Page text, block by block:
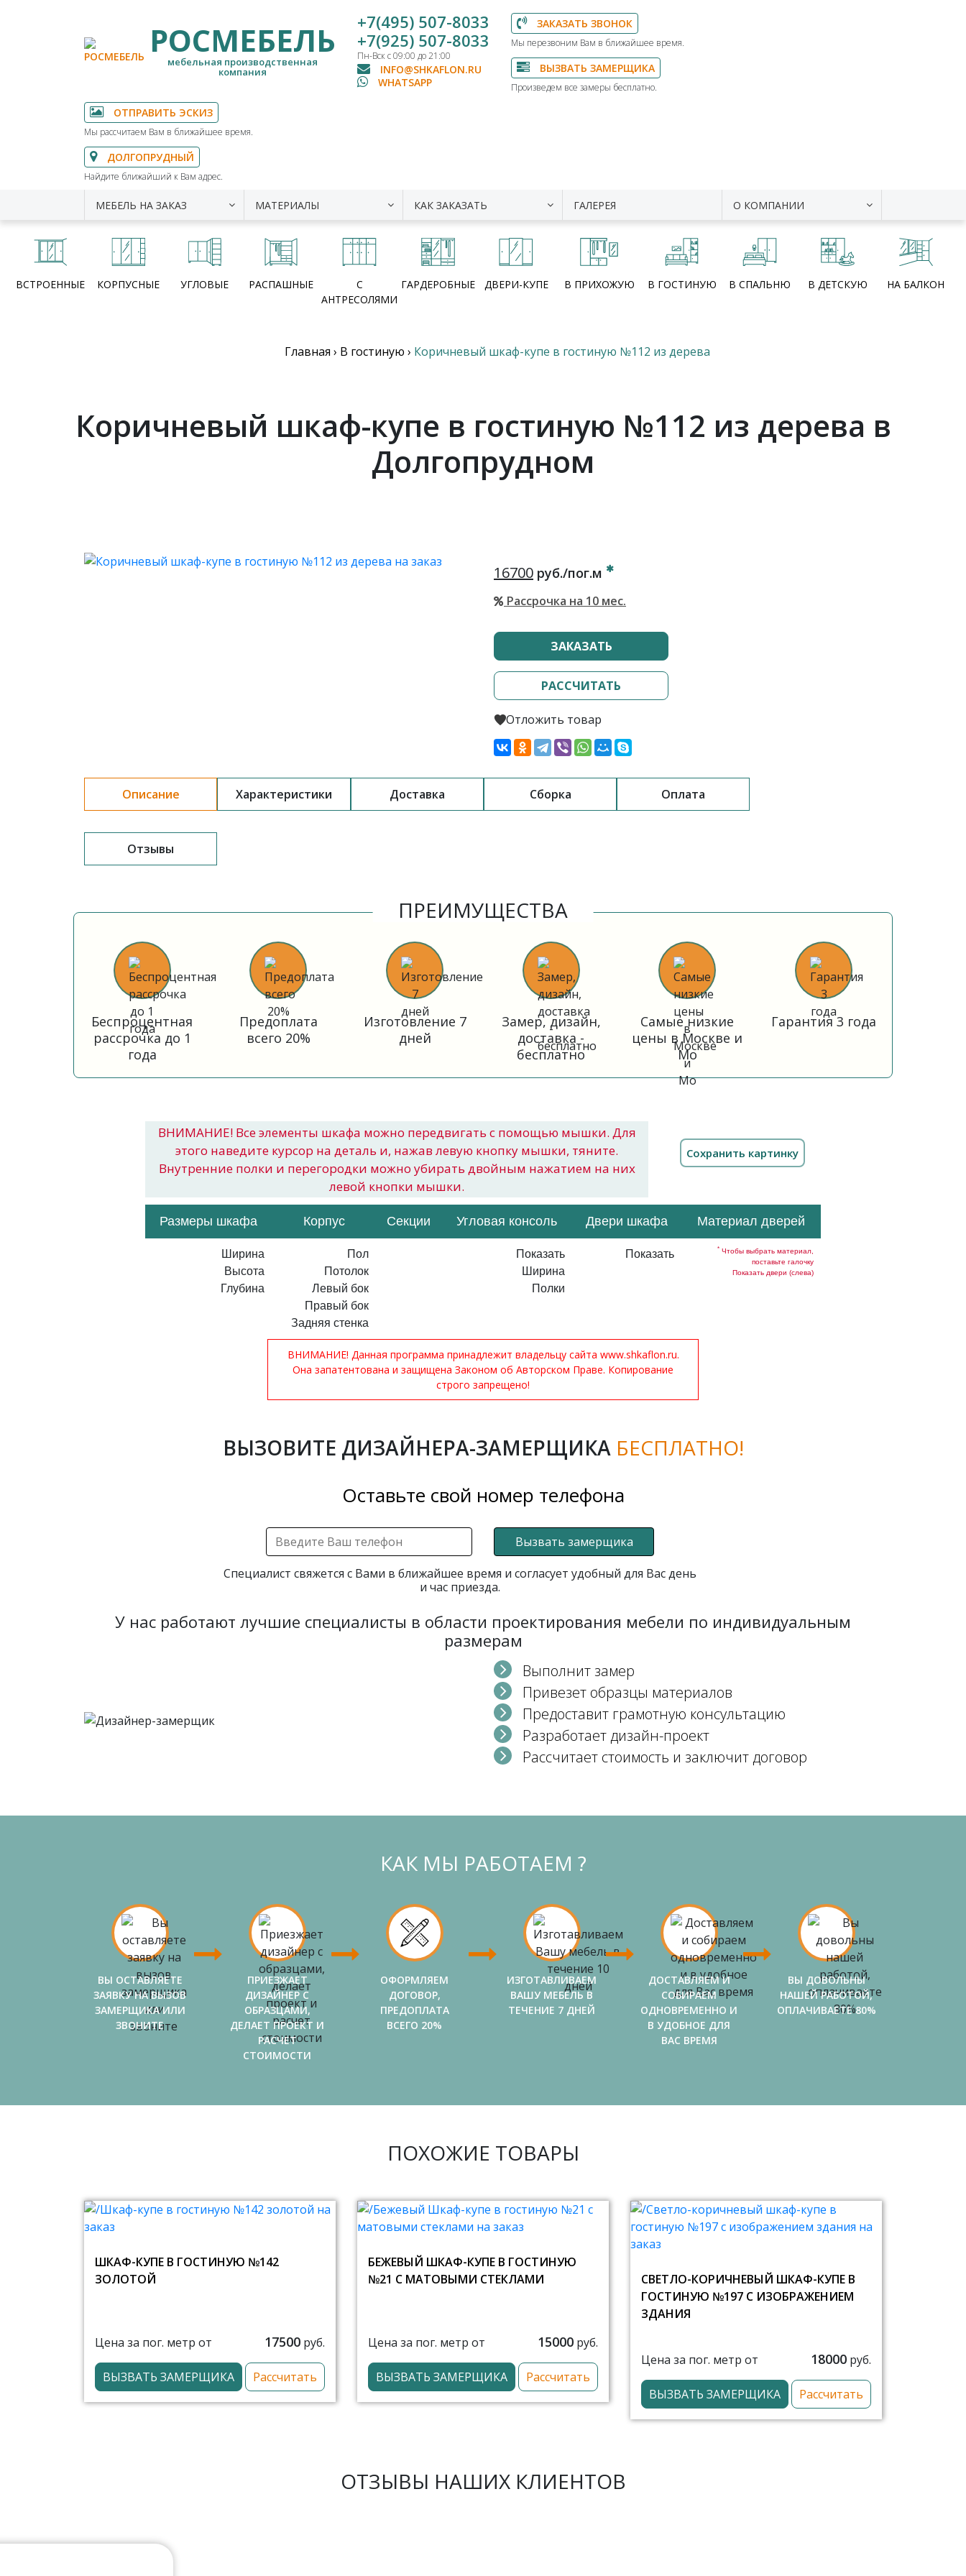
РОСМЕБЕЛЬ
мебельная производственная
компания
+7(495) 507-8033
+7(925) 507-8033
Пн-Вск с 09:00 до 21:00
INFO@SHKAFLON.RU
WHATSAPP
ЗАКАЗАТЬ ЗВОНОК
Мы перезвоним Вам в ближайшее время.
ВЫЗВАТЬ ЗАМЕРЩИКА
Произведем все замеры бесплатно.
ОТПРАВИТЬ ЭСКИЗ
Мы рассчитаем Вам в ближайшее время.
ДОЛГОПРУДНЫЙ
Найдите ближайший к Вам адрес.
МЕБЕЛЬ НА ЗАКАЗ МАТЕРИАЛЫ КАК ЗАКАЗАТЬ ГАЛЕРЕЯ О КОМПАНИИ
ВСТРОЕННЫЕ КОРПУСНЫЕ УГЛОВЫЕ РАСПАШНЫЕ
С
АНТРЕСОЛЯМИ
ГАРДЕРОБНЫЕ ДВЕРИ-КУПЕ В ПРИХОЖУЮ В ГОСТИНУЮ В СПАЛЬНЮ В ДЕТСКУЮ НА БАЛКОН
Главная › В гостиную › Коричневый шкаф-купе в гостиную №112 из дерева
Коричневый шкаф-купе в гостиную №112 из дерева в
Долгопрудном
16700 руб./пог.м
Рассрочка на 10 мес.
ЗАКАЗАТЬ
РАССЧИТАТЬ
Отложить товар
Описание Характеристики Доставка Сборка Оплата
Отзывы
ПРЕИМУЩЕСТВА
Беспроцентная
рассрочка до 1
года
Предоплата
всего 20%
Изготовление 7
дней
Замер, дизайн,
доставка -
бесплатно
Самые низкие
цены в Москве и
Мо
Гарантия 3 года
ВНИМАНИЕ! Все элементы шкафа можно передвигать с помощью мышки. Для
этого наведите курсор на деталь и, нажав левую кнопку мышки, тяните.
Внутренние полки и перегородки можно убирать двойным нажатием на них
левой кнопки мышки.
Размеры шкафа Корпус Секции Угловая консоль Двери шкафа Материал дверей
Ширина
Высота
Глубина
Пол
Потолок
Левый бок
Правый бок
Задняя стенка
Показать
Ширина
Полки
Показать * Чтобы выбрать материал,
поставьте галочку
Показать двери (слева)
ВНИМАНИЕ! Данная программа принадлежит владельцу сайта www.shkaflon.ru.
Она запатентована и защищена Законом об Авторском Праве. Копирование
строго запрещено!
ВЫЗОВИТЕ ДИЗАЙНЕРА-ЗАМЕРЩИКА БЕСПЛАТНО!
Оставьте свой номер телефона
Вызвать замерщика
Специалист свяжется с Вами в ближайшее время и согласует удобный для Вас день
и час приезда.
У нас работают лучшие специалисты в области проектирования мебели по индивидуальным
размерам
Выполнит замер
Привезет образцы материалов
Предоставит грамотную консультацию
Разработает дизайн-проект
Рассчитает стоимость и заключит договор
КАК МЫ РАБОТАЕМ ?
ВЫ ОСТАВЛЯЕТЕ
ЗАЯВКУ НА ВЫЗОВ
ЗАМЕРЩИКА ИЛИ
ЗВОНИТЕ
ПРИЕЗЖАЕТ
ДИЗАЙНЕР С
ОБРАЗЦАМИ,
ДЕЛАЕТ ПРОЕКТ И
РАСЧЕТ
СТОИМОСТИ
ОФОРМЛЯЕМ
ДОГОВОР,
ПРЕДОПЛАТА
ВСЕГО 20%
ИЗГОТАВЛИВАЕМ
ВАШУ МЕБЕЛЬ В
ТЕЧЕНИЕ 7 ДНЕЙ
ДОСТАВЛЯЕМ И
СОБИРАЕМ
ОДНОВРЕМЕННО И
В УДОБНОЕ ДЛЯ
ВАС ВРЕМЯ
ВЫ ДОВОЛЬНЫ
НАШЕЙ РАБОТОЙ,
ОПЛАЧИВАЕТЕ 80%
ПОХОЖИЕ ТОВАРЫ
ШКАФ-КУПЕ В ГОСТИНУЮ №142
ЗОЛОТОЙ
Цена за пог. метр от 17500 руб.
ВЫЗВАТЬ ЗАМЕРЩИКА Рассчитать
БЕЖЕВЫЙ ШКАФ-КУПЕ В ГОСТИНУЮ
№21 С МАТОВЫМИ СТЕКЛАМИ
Цена за пог. метр от 15000 руб.
ВЫЗВАТЬ ЗАМЕРЩИКА Рассчитать
СВЕТЛО-КОРИЧНЕВЫЙ ШКАФ-КУПЕ В
ГОСТИНУЮ №197 С ИЗОБРАЖЕНИЕМ
ЗДАНИЯ
Цена за пог. метр от 18000 руб.
ВЫЗВАТЬ ЗАМЕРЩИКА Рассчитать
ОТЗЫВЫ НАШИХ КЛИЕНТОВ